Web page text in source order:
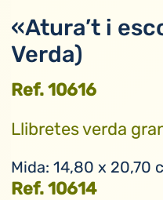
«Atura’t i
Verda)
Ref. 10616
Llibretes verda
Mida: 14,80 x 20,70
Ref. 10614